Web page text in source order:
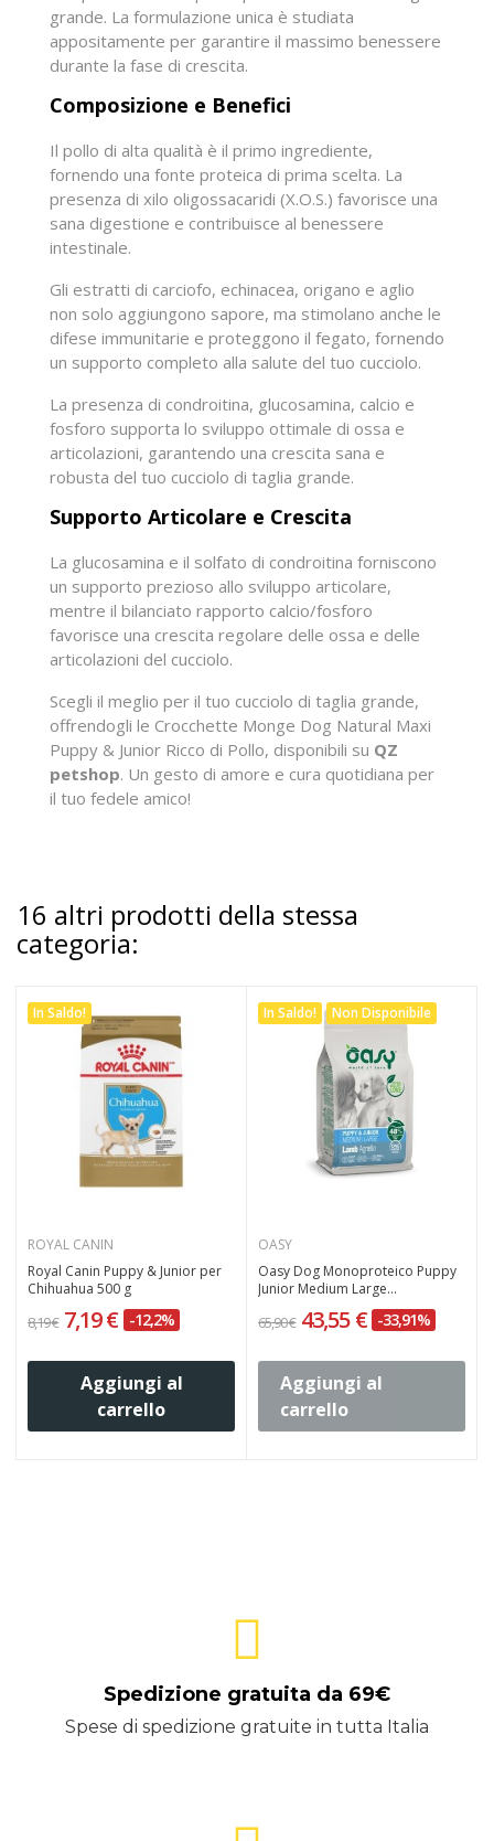
grande. La formulazione unica è studiata
appositamente per garantire il massimo benessere
durante la fase di crescita.
Composizione e Benefici
Il pollo di alta qualità è il primo ingrediente,
fornendo una fonte proteica di prima scelta. La
presenza di xilo oligossacaridi (X.O.S.) favorisce una
sana digestione e contribuisce al benessere
intestinale.
Gli estratti di carciofo, echinacea, origano e aglio
non solo aggiungono sapore, ma stimolano anche le
difese immunitarie e proteggono il fegato, fornendo
un supporto completo alla salute del tuo cucciolo.
La presenza di condroitina, glucosamina, calcio e
fosforo supporta lo sviluppo ottimale di ossa e
articolazioni, garantendo una crescita sana e
robusta del tuo cucciolo di taglia grande.
Supporto Articolare e Crescita
La glucosamina e il solfato di condroitina forniscono
un supporto prezioso allo sviluppo articolare,
mentre il bilanciato rapporto calcio/fosforo
favorisce una crescita regolare delle ossa e delle
articolazioni del cucciolo.
Scegli il meglio per il tuo cucciolo di taglia grande,
offrendogli le Crocchette Monge Dog Natural Maxi
Puppy & Junior Ricco di Pollo, disponibili su QZ
petshop. Un gesto di amore e cura quotidiana per
il tuo fedele amico!
16 altri prodotti della stessa
categoria:
In Saldo!
ROYAL CANIN
Royal Canin Puppy & Junior per
Chihuahua 500 g
8,19 € 7,19 € -12,2%
Aggiungi al
carrello
In Saldo! Non Disponibile
OASY
Oasy Dog Monoproteico Puppy
Junior Medium Large...
65,90 € 43,55 € -33,91%
Aggiungi al
carrello
Spedizione gratuita da 69€
Spese di spedizione gratuite in tutta Italia